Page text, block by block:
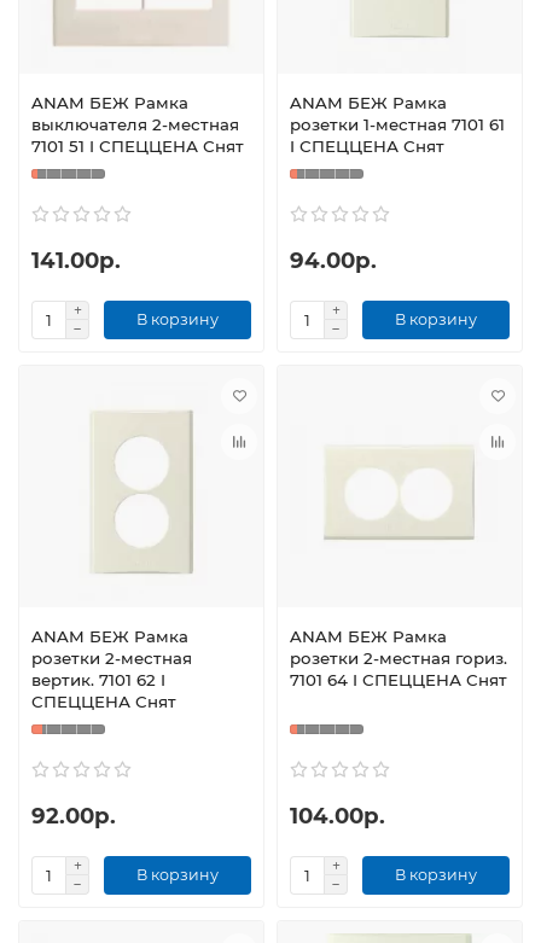
ANAM БЕЖ Рамка
выключателя 2-местная
7101 51 I СПЕЦЦЕНА Снят
141.00р.
В корзину
ANAM БЕЖ Рамка
розетки 1-местная 7101 61
I СПЕЦЦЕНА Снят
94.00р.
В корзину
ANAM БЕЖ Рамка
розетки 2-местная
вертик. 7101 62 I
СПЕЦЦЕНА Снят
92.00р.
В корзину
ANAM БЕЖ Рамка
розетки 2-местная гориз.
7101 64 I СПЕЦЦЕНА Снят
104.00р.
В корзину